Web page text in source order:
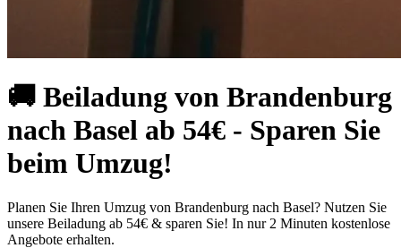
🚚 Beiladung von Brandenburg
nach Basel ab 54€ - Sparen Sie
beim Umzug!
Planen Sie Ihren Umzug von Brandenburg nach Basel? Nutzen Sie
unsere Beiladung ab 54€ & sparen Sie! In nur 2 Minuten kostenlose
Angebote erhalten.